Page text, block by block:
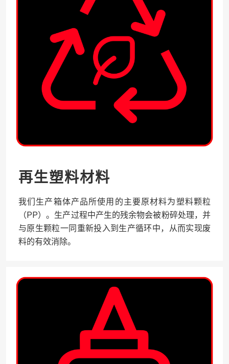
再生塑料材料
我们生产箱体产品所使用的主要原材料为塑料颗粒
（PP）。生产过程中产生的残余物会被粉碎处理，并
与原生颗粒一同重新投入到生产循环中，从而实现废
料的有效消除。